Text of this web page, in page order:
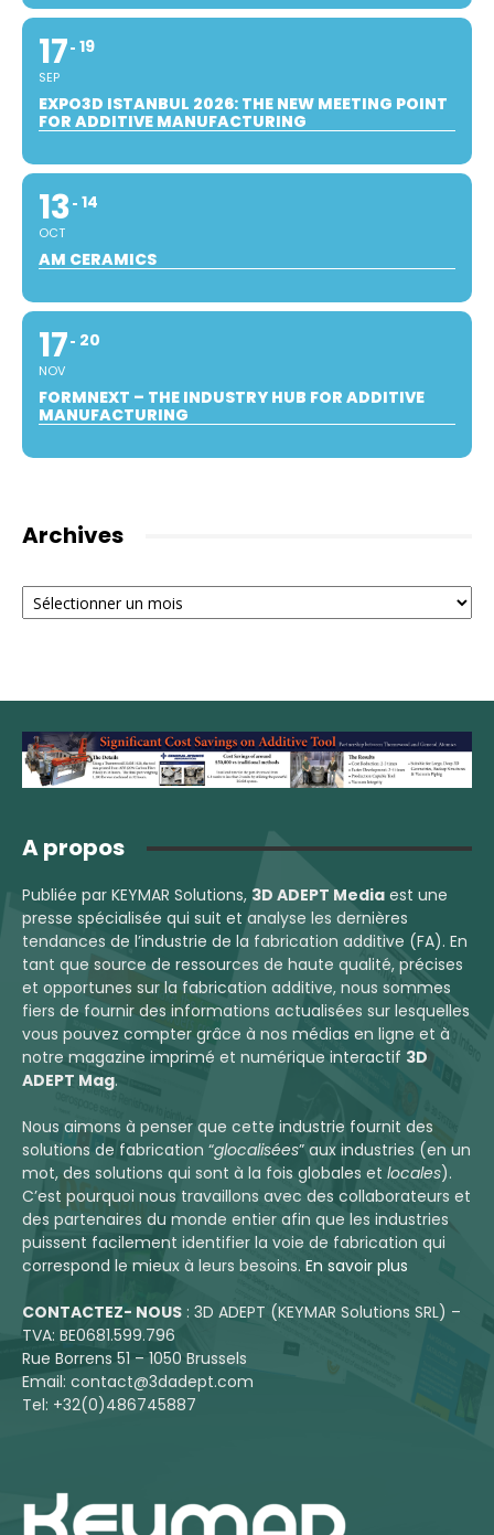
17
SEP
19
EXPO3D ISTANBUL 2026: THE NEW MEETING POINT
FOR ADDITIVE MANUFACTURING
13
OCT
14
AM CERAMICS
17
NOV
20
FORMNEXT – THE INDUSTRY HUB FOR ADDITIVE
MANUFACTURING
Archives
Archives
A propos
Publiée par KEYMAR Solutions, 3D ADEPT Media est une
presse spécialisée qui suit et analyse les dernières
tendances de l’industrie de la fabrication additive (FA). En
tant que source de ressources de haute qualité, précises
et opportunes sur la fabrication additive, nous sommes
fiers de fournir des informations actualisées sur lesquelles
vous pouvez compter grâce à nos médias en ligne et à
notre magazine imprimé et numérique interactif 3D
ADEPT Mag.
Nous aimons à penser que cette industrie fournit des
solutions de fabrication “glocalisées” aux industries (en un
mot, des solutions qui sont à la fois globales et locales).
C’est pourquoi nous travaillons avec des collaborateurs et
des partenaires du monde entier afin que les industries
puissent facilement identifier la voie de fabrication qui
correspond le mieux à leurs besoins. En savoir plus
CONTACTEZ- NOUS : 3D ADEPT (KEYMAR Solutions SRL) –
TVA: BE0681.599.796
Rue Borrens 51 – 1050 Brussels
Email: contact@3dadept.com
Tel: +32(0)486745887